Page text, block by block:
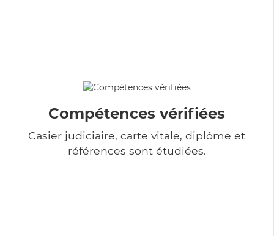
Compétences vérifiées
Casier judiciaire, carte vitale, diplôme et
références sont étudiées.